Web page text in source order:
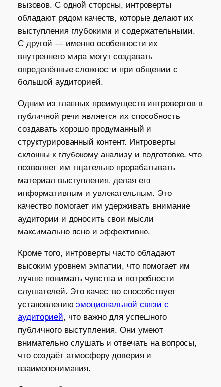
вызовов. С одной стороны, интроверты
обладают рядом качеств, которые делают их
выступления глубокими и содержательными.
С другой — именно особенности их
внутреннего мира могут создавать
определённые сложности при общении с
большой аудиторией.
Одним из главных преимуществ интровертов в
публичной речи является их способность
создавать хорошо продуманный и
структурированный контент. Интроверты
склонны к глубокому анализу и подготовке, что
позволяет им тщательно прорабатывать
материал выступления, делая его
информативным и увлекательным. Это
качество помогает им удерживать внимание
аудитории и доносить свои мысли
максимально ясно и эффективно.
Кроме того, интроверты часто обладают
высоким уровнем эмпатии, что помогает им
лучше понимать чувства и потребности
слушателей. Это качество способствует
установлению эмоциональной связи с
аудиторией, что важно для успешного
публичного выступления. Они умеют
внимательно слушать и отвечать на вопросы,
что создаёт атмосферу доверия и
взаимопонимания.